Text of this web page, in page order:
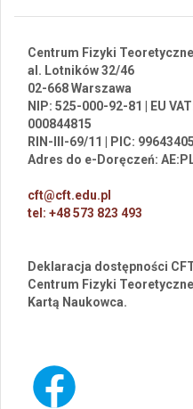
Centrum Fizyki
al. Lotników 32/46
02-668 Warszawa
NIP: 525-000-92-81 | EU
000844815
RIN-III-69/11 | PIC:
Adres do e-Doręczeń:
cft@cft.edu.pl
tel: +48 573 823 493
Deklaracja dostępności
Centrum Fizyki
Kartą Naukowca.